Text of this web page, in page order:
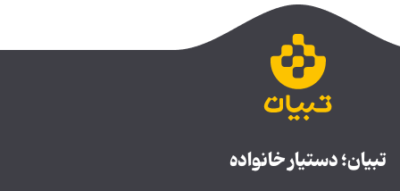
تبیان؛ دستیار خانواده